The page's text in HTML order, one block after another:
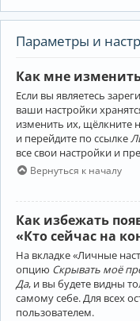
Параметры и
Как мне
Если вы являетесь
ваши настройки
изменить их, щёлкните
и перейдите по ссылке
все свои настройки и
Вернуться к началу
Как избежать
«Кто сейчас на
На вкладке «Личные
опцию Скрывать моё
Да, и вы будете видны
самому себе. Для всех
пользователем.